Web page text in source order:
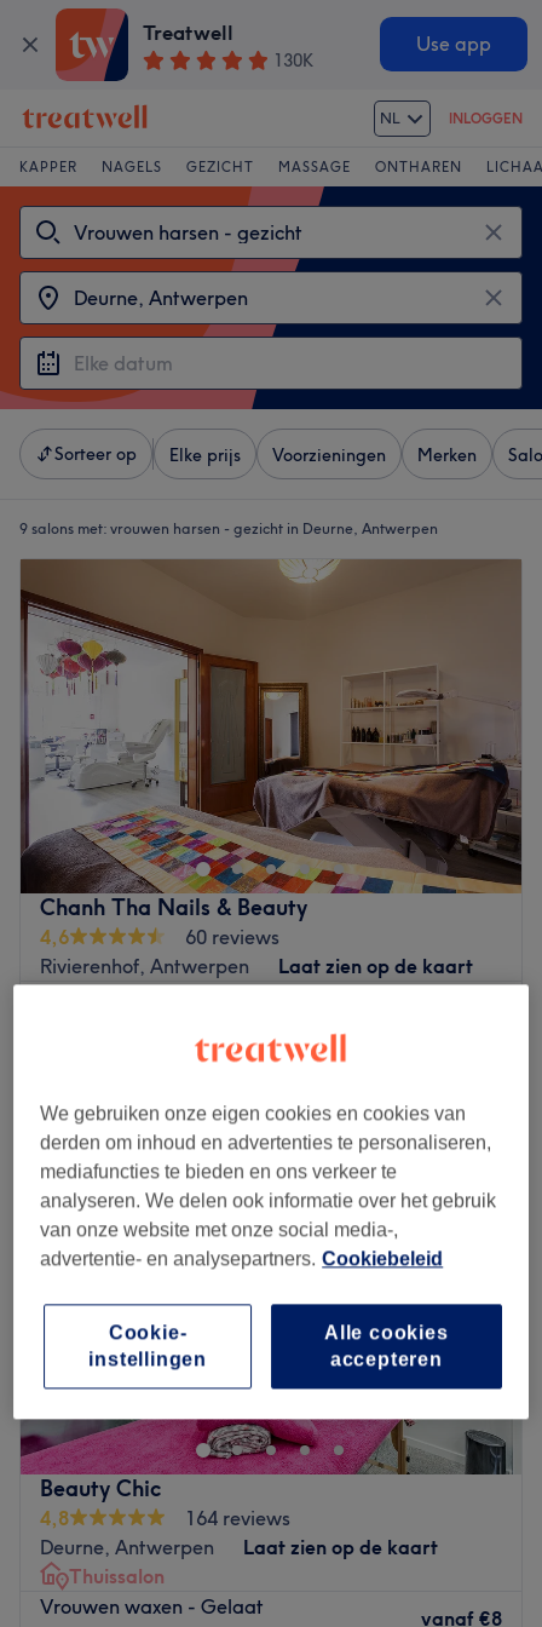
Treatwell
130K
Use app
NL INLOGGEN
KAPPER NAGELS GEZICHT MASSAGE ONTHAREN
Sorteer op Elke prijs Voorzieningen Merken
9 salons met: vrouwen harsen - gezicht in Deurne, Antwerpen
Chanh Tha Nails & Beauty
4,6
60 reviews
Rivierenhof, Antwerpen
Laat zien op de kaart
Kort overzicht salongegevens
Maandag 10:00–18:00
Dinsdag
10:00–18:00
Woensdag
10:00
Donderdag
10:00–18:00
Vrijdag
10:00
Zaterdag
10:00–18:00
Welcome to Chanh Tha Nails & Beauty, Antwerpen, a
relaxing beauty spot where elegance and care come
together to create the perfect pampering experience.
Designed as a calm retreat from the busy city, this
welcoming salon focuses on delivering beautifully finished
nails with precision and attention to detail. Whether
you're popping in for a quick refresh or indulging in a full
nail treatment, the team ensures you leave feeling
polished, confident and refreshed.
Beauty Chic
4,8
164 reviews
Deurne, Antwerpen
Laat zien op de kaart
Thuissalon
Vrouwen waxen - Gelaat
vanaf €8
We gebruiken onze eigen cookies en cookies van
derden om inhoud en advertenties te personaliseren,
mediafuncties te bieden en ons verkeer te
analyseren. We delen ook informatie over het gebruik
van onze website met onze social media-,
advertentie- en analysepartners. Cookiebeleid
Alle cookies
accepteren
Cookie-
instellingen